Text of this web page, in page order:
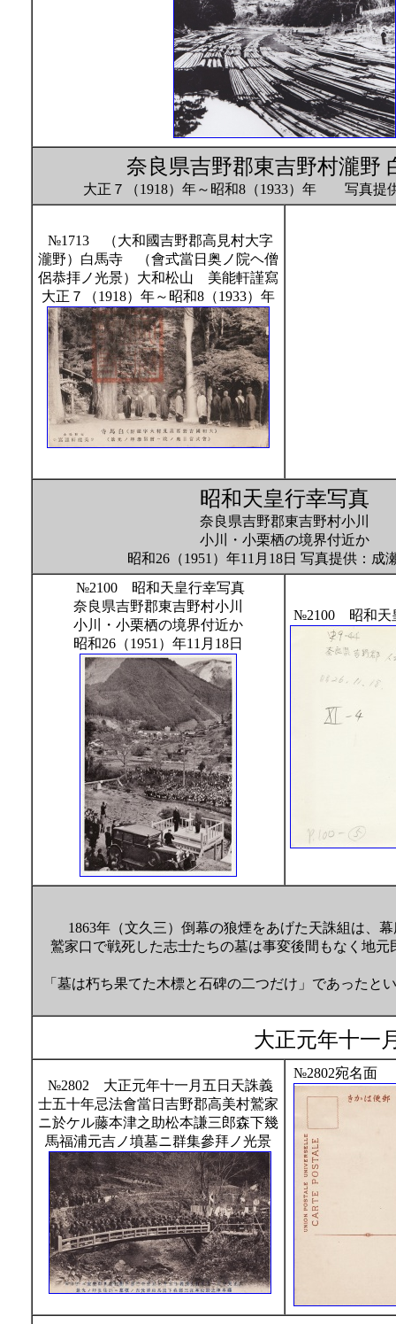
奈良県吉野郡東吉野村瀧野
大正７（1918）年～昭和8（1933）年 写真提
№1713 （大和國吉野郡高見村大字
瀧野）白馬寺 （會式當日奥ノ院ヘ僧
侶恭拝ノ光景）大和松山 美能軒謹寫
大正７（1918）年～昭和8（1933）年
昭和天皇行幸写真
奈良県吉野郡東吉野村小川
小川・小栗栖の境界付近か
昭和26（1951）年11月18日 写真提供：成
№2100 昭和天皇行幸写真
奈良県吉野郡東吉野村小川
小川・小栗栖の境界付近か
昭和26（1951）年11月18日
№2100 昭和天
1863年（文久三）倒幕の狼煙をあげた天誅組は、
鷲家口で戦死した志士たちの墓は事変後間もなく地
「墓は朽ち果てた木標と石碑の二つだけ」であった
大正元年十一
№2802 大正元年十一月五日天誅義
士五十年忌法會當日吉野郡高美村鷲家
ニ於ケル藤本津之助松本謙三郎森下幾
馬福浦元吉ノ墳墓ニ群集參拜ノ光景
№2802宛名面